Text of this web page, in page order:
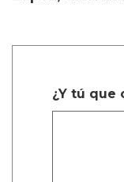
¿Y tú que